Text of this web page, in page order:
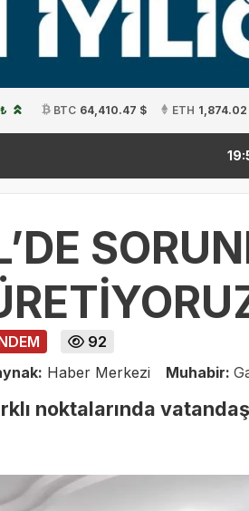
BTC 64,410.47 $ ETH 1,874.02
kitap
92
Haber Merkezi Muhabir:
noktalarında vatandaş